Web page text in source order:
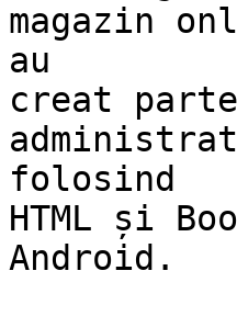
magazin
au
creat
folosind
HTML și
Android.